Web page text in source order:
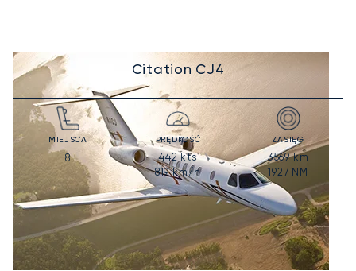
Citation CJ4
MIEJSCA
8
PRĘDKOŚĆ
442kts
819km/h
ZASIĘG
3569km
1927 NM